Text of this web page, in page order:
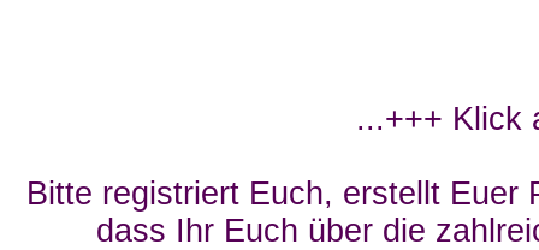
...+++ Klick
Bitte registriert Euch, erstellt Euer
dass Ihr Euch über die